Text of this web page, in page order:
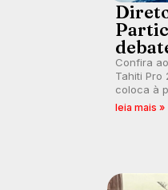
Confira
Tahiti Pro
coloca à
surfistas
leia mais »